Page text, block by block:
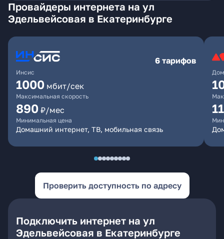
Провайдеры интернета на ул
Эдельвейсовая в Екатеринбурге
Инсис
6 тарифов
1000 мбит/сек
Максимальная скорость
890 ₽/мес
Минимальная цена
Домашний интернет, ТВ, мобильная связь
Проверить доступность по адресу
Подключить интернет на ул
Эдельвейсовая в Екатеринбурге